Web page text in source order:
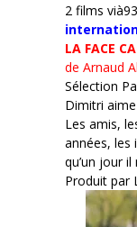
2 films
LA FACE
de Arnaud
Sélection
Dimitri
Les amis,
années, les
qu’un jour
Produit par